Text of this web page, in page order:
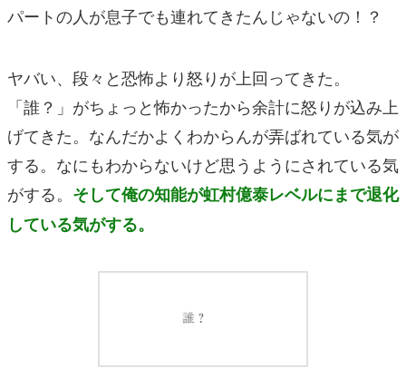
パートの人が息子でも連れてきたんじゃないの！？
ヤバい、段々と恐怖より怒りが上回ってきた。
「誰？」がちょっと怖かったから余計に怒りが込み上
げてきた。なんだかよくわからんが弄ばれている気が
する。なにもわからないけど思うようにされている気
がする。 そして俺の知能が虹村億泰レベルにまで退化
している気がする。